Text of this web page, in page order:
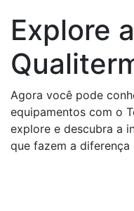
Explore
Agora você pode
equipamentos com o
explore e descubra a
que fazem a